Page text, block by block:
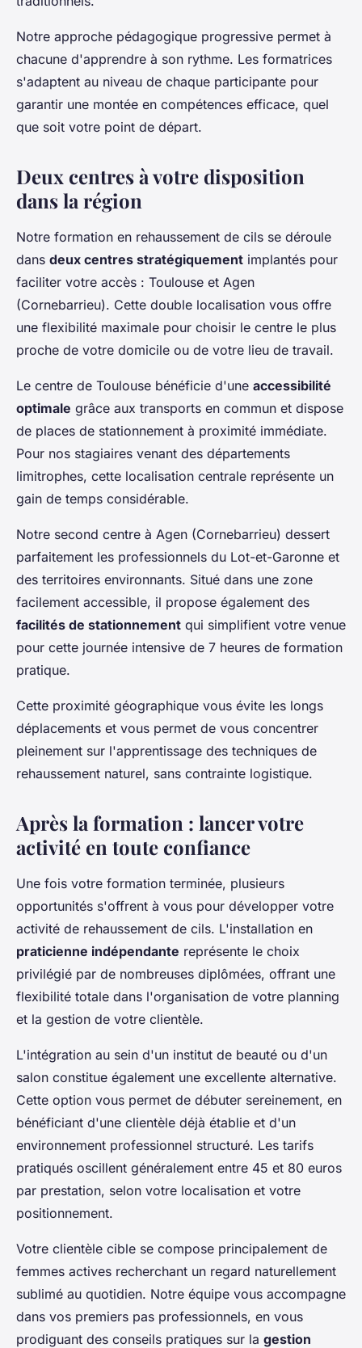
Notre approche pédagogique progressive permet à
chacune d'apprendre à son rythme. Les formatrices
s'adaptent au niveau de chaque participante pour
garantir une montée en compétences efficace, quel
que soit votre point de départ.
Deux centres à votre disposition
dans la région
Notre formation en rehaussement de cils se déroule
dans deux centres stratégiquement implantés pour
faciliter votre accès : Toulouse et Agen
(Cornebarrieu). Cette double localisation vous offre
une flexibilité maximale pour choisir le centre le plus
proche de votre domicile ou de votre lieu de travail.
Le centre de Toulouse bénéficie d'une accessibilité
optimale grâce aux transports en commun et dispose
de places de stationnement à proximité immédiate.
Pour nos stagiaires venant des départements
limitrophes, cette localisation centrale représente un
gain de temps considérable.
Notre second centre à Agen (Cornebarrieu) dessert
parfaitement les professionnels du Lot-et-Garonne et
des territoires environnants. Situé dans une zone
facilement accessible, il propose également des
facilités de stationnement qui simplifient votre venue
pour cette journée intensive de 7 heures de formation
pratique.
Cette proximité géographique vous évite les longs
déplacements et vous permet de vous concentrer
pleinement sur l'apprentissage des techniques de
rehaussement naturel, sans contrainte logistique.
Après la formation : lancer votre
activité en toute confiance
Une fois votre formation terminée, plusieurs
opportunités s'offrent à vous pour développer votre
activité de rehaussement de cils. L'installation en
praticienne indépendante représente le choix
privilégié par de nombreuses diplômées, offrant une
flexibilité totale dans l'organisation de votre planning
et la gestion de votre clientèle.
L'intégration au sein d'un institut de beauté ou d'un
salon constitue également une excellente alternative.
Cette option vous permet de débuter sereinement, en
bénéficiant d'une clientèle déjà établie et d'un
environnement professionnel structuré. Les tarifs
pratiqués oscillent généralement entre 45 et 80 euros
par prestation, selon votre localisation et votre
positionnement.
Votre clientèle cible se compose principalement de
femmes actives recherchant un regard naturellement
sublimé au quotidien. Notre équipe vous accompagne
dans vos premiers pas professionnels, en vous
prodiguant des conseils pratiques sur la gestion